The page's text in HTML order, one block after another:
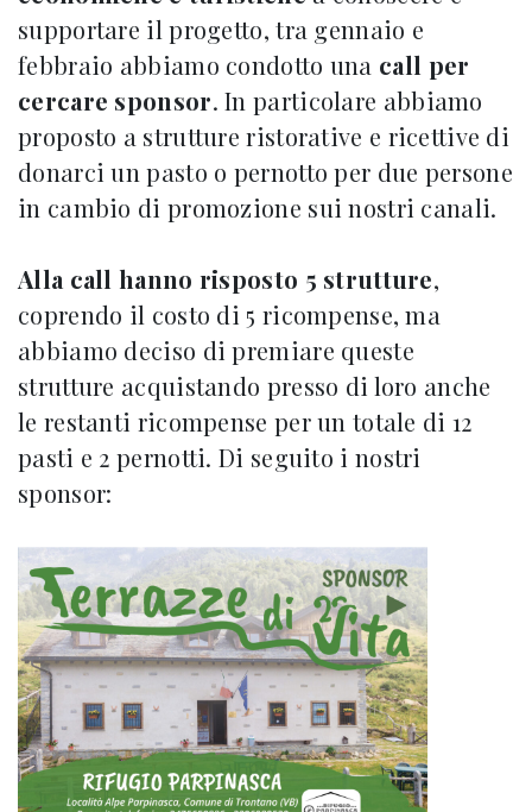
supportare il progetto, tra gennaio e
febbraio abbiamo condotto una call per
cercare sponsor. In particolare abbiamo
proposto a strutture ristorative e ricettive di
donarci un pasto o pernotto per due persone
in cambio di promozione sui nostri canali.
Alla call hanno risposto 5 strutture,
coprendo il costo di 5 ricompense, ma
abbiamo deciso di premiare queste
strutture acquistando presso di loro anche
le restanti ricompense per un totale di 12
pasti e 2 pernotti. Di seguito i nostri
sponsor: